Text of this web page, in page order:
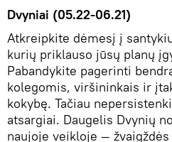
Dvyniai (05.22-06.21)
Atkreipkite dėmesį į
kurių priklauso jūsų planų
Pabandykite pagerinti
kolegomis, viršininkais ir
kokybę. Tačiau
atsargiai. Daugelis Dvynių
naujoje veikloje —